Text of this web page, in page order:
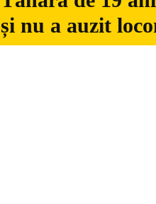
și nu a auzit